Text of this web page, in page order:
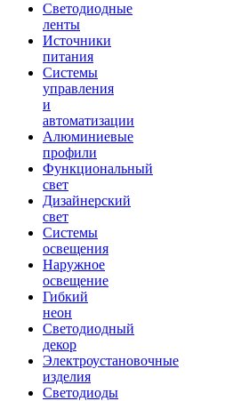
Светодиодные
ленты
Источники
питания
Системы
управления
и
автоматизации
Алюминиевые
профили
Функциональный
свет
Дизайнерский
свет
Системы
освещения
Наружное
освещение
Гибкий
неон
Светодиодный
декор
Электроустановочные
изделия
Светодиоды